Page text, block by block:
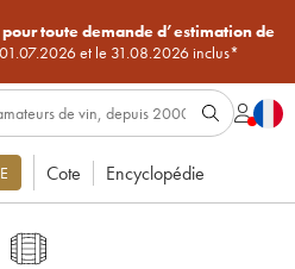
toute demande d’estimation de
et le 31.08.2026 inclus*
Cote Encyclopédie